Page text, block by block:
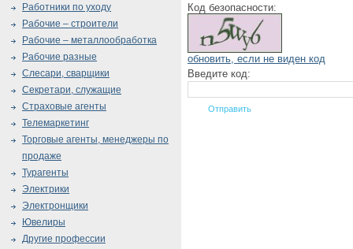
Код безопасности:
обновить, если не виден код
Введите код:
Работники по уходу
Рабочие – строители
Рабочие – металлообработка
Рабочие разные
Слесари, сварщики
Секретари, служащие
Страховые агенты
Телемаркетинг
Торговые агенты, менеджеры по
продаже
Турагенты
Электрики
Электронщики
Ювелиры
Другие профессии